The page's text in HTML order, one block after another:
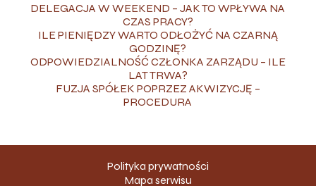
DELEGACJA W WEEKEND – JAK TO WPŁYWA NA
CZAS PRACY?
ILE PIENIĘDZY WARTO ODŁOŻYĆ NA CZARNĄ
GODZINĘ?
ODPOWIEDZIALNOŚĆ CZŁONKA ZARZĄDU – ILE
LAT TRWA?
FUZJA SPÓŁEK POPRZEZ AKWIZYCJĘ –
PROCEDURA
Polityka prywatności
Mapa serwisu